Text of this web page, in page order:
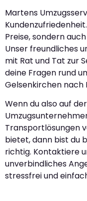
Martens
Preise, sondern
Unser freundliches
mit Rat und Tat zur
deine Fragen rund
Gelsenkirchen nach
Wenn du also auf
Transportlösungen
bietet, dann bist du
richtig. Kontaktiere
unverbindliches
stressfrei und